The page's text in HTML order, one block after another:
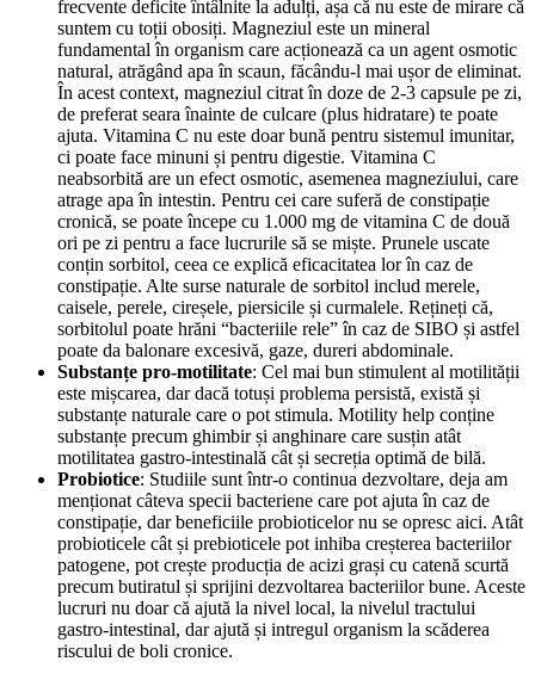
frecvente deficite întâlnite la adulți, așa că nu este de mirare că
suntem cu toții obosiți. Magneziul este un mineral
fundamental în organism care acționează ca un agent osmotic
natural, atrăgând apa în scaun, făcându-l mai ușor de eliminat.
În acest context, magneziul citrat în doze de 2-3 capsule pe zi,
de preferat seara înainte de culcare (plus hidratare) te poate
ajuta. Vitamina C nu este doar bună pentru sistemul imunitar,
ci poate face minuni și pentru digestie. Vitamina C
neabsorbită are un efect osmotic, asemenea magneziului, care
atrage apa în intestin. Pentru cei care suferă de constipație
cronică, se poate începe cu 1.000 mg de vitamina C de două
ori pe zi pentru a face lucrurile să se miște. Prunele uscate
conțin sorbitol, ceea ce explică eficacitatea lor în caz de
constipație. Alte surse naturale de sorbitol includ merele,
caisele, perele, cireșele, piersicile și curmalele. Rețineți că,
sorbitolul poate hrăni “bacteriile rele” în caz de SIBO și astfel
poate da balonare excesivă, gaze, dureri abdominale.
Substanțe pro-motilitate: Cel mai bun stimulent al motilității
este mișcarea, dar dacă totuși problema persistă, există și
substanțe naturale care o pot stimula. Motility help conține
substanțe precum ghimbir și anghinare care susțin atât
motilitatea gastro-intestinală cât și secreția optimă de bilă.
Probiotice: Studiile sunt într-o continua dezvoltare, deja am
menționat câteva specii bacteriene care pot ajuta în caz de
constipație, dar beneficiile probioticelor nu se opresc aici. Atât
probioticele cât și prebioticele pot inhiba creșterea bacteriilor
patogene, pot crește producția de acizi grași cu catenă scurtă
precum butiratul și sprijini dezvoltarea bacteriilor bune. Aceste
lucruri nu doar că ajută la nivel local, la nivelul tractului
gastro-intestinal, dar ajută și intregul organism la scăderea
riscului de boli cronice.